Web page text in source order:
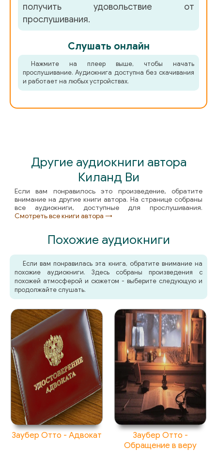
получить удовольствие от
прослушивания.
Слушать онлайн
Нажмите на плеер выше, чтобы начать
прослушивание. Аудиокнига доступна без скачивания
и работает на любых устройствах.
Другие аудиокниги автора
Киланд Ви
Если вам понравилось это произведение, обратите
внимание на другие книги автора. На странице собраны
все аудиокниги, доступные для прослушивания.
Смотреть все книги автора →
Похожие аудиокниги
Если вам понравилась эта книга, обратите внимание на
похожие аудиокниги. Здесь собраны произведения с
похожей атмосферой и сюжетом - выберите следующую и
продолжайте слушать.
Заубер Отто - Адвокат
Заубер Отто -
Обращение в веру